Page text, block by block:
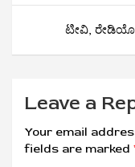
ಟೀವಿ,
Leave a
Your email
fields are marked